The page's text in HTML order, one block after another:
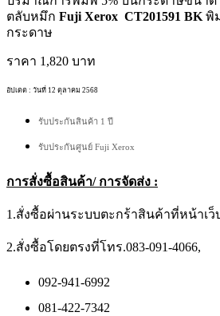
ตลับหมึก Fuji Xerox CT201591 BKพิม
กระดาษ
ราคา 1,820 บาท
อัปเดต : วันที่ 12 ตุลาคม 2568
รับประกันสินค้า 1 ปี
รับประกันศูนย์ Fuji Xerox
การสั่งซื้อสินค้า/ การจัดส่ง :
1.สั่งซื้อผ่านระบบตะกร้าสินค้าที่หน้าเว็
2.สั่งซื้อโดยตรงที่โทร.083-091-4066,
092-941-6992
081-422-7342